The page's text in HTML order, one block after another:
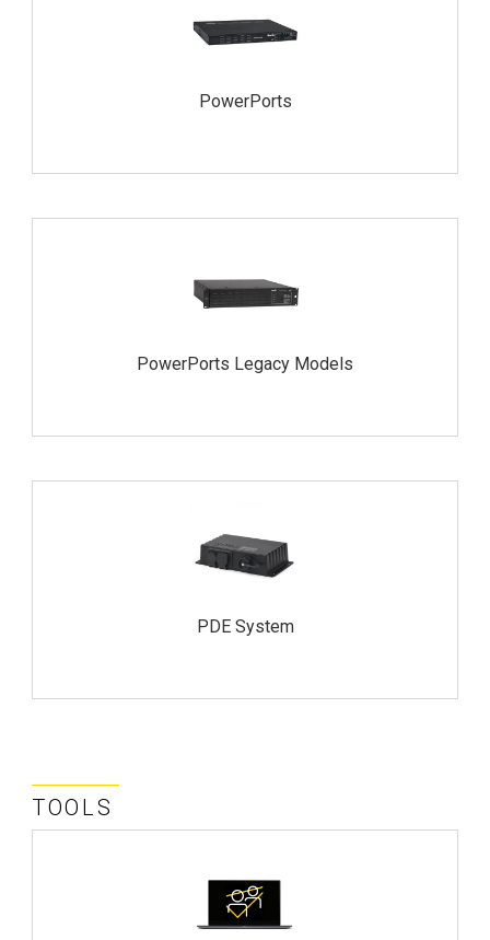
PowerPorts
PowerPorts Legacy Models
PDE System
TOOLS